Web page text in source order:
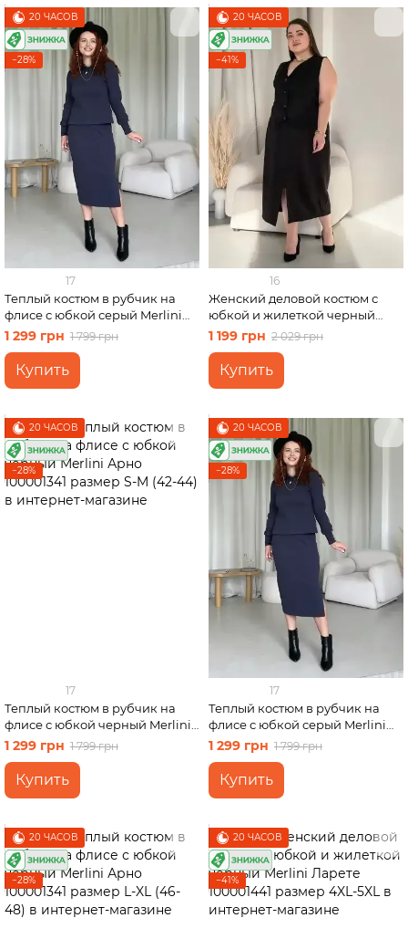
20 ЧАСОВ
−28%
17
Теплый костюм в рубчик на
флисе с юбкой серый Merlini
Арно 100001343 размер S-M
1 299 грн 1 799 грн
Купить
20 ЧАСОВ
−41%
16
Женский деловой костюм с
юбкой и жилеткой черный
Merlini Ларете 100001441
размер 2XL-3XL
1 199 грн 2 029 грн
Купить
20 ЧАСОВ
−28%
17
Теплый костюм в рубчик на
флисе с юбкой черный Merlini
Арно 100001341 размер S-M
1 299 грн 1 799 грн
Купить
20 ЧАСОВ
−28%
17
Теплый костюм в рубчик на
флисе с юбкой серый Merlini
Арно 100001343 размер L-XL
1 299 грн 1 799 грн
Купить
20 ЧАСОВ
−28%
20 ЧАСОВ
−41%